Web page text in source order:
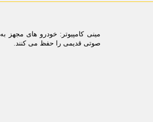
مینی کامپیوتر: خودرو های مجهز
صوتی قدیمی را حفظ می کنند.